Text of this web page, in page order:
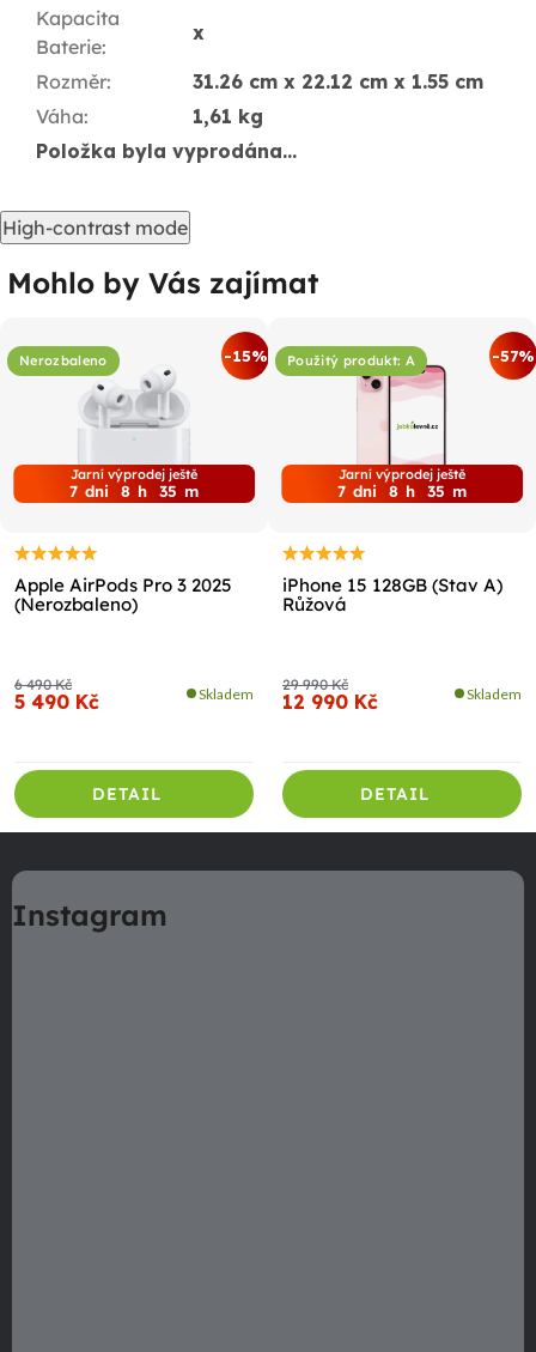
Kapacita
Baterie:
x
Rozměr:
31.26 cm x 22.12 cm x 1.55 cm
Váha:
1,61 kg
Položka byla vyprodána…
High-contrast mode
Mohlo by Vás zajímat
Nerozbaleno -15%
Jarní výprodej ještě
7 dni 8 h 35 m
Apple AirPods Pro 3 2025
(Nerozbaleno)
6 490 Kč
5 490 Kč Skladem
DETAIL
Použitý produkt: A -57%
Jarní výprodej ještě
7 dni 8 h 35 m
iPhone 15 128GB (Stav A)
Růžová
29 990 Kč
12 990 Kč Skladem
DETAIL
á
pInstagram